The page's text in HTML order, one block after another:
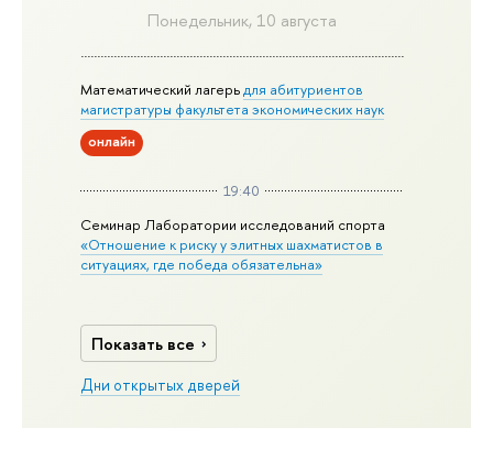
Понедельник, 10 августа
Математический лагерьдля абитуриентов
магистратуры факультета экономических наук
онлайн
19:40
Семинар Лаборатории исследований спорта
«Отношение к риску у элитных шахматистов в
ситуациях, где победа обязательна»
Показать все
Дни открытых дверей